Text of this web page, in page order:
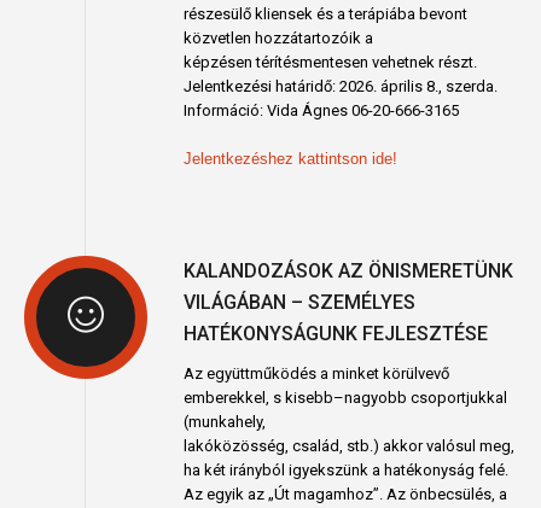
részesülő kliensek és a terápiába bevont
közvetlen hozzátartozóik a
képzésen térítésmentesen vehetnek részt.
Jelentkezési határidő: 2026. április 8., szerda.
Információ: Vida Ágnes 06-20-666-3165
Jelentkezéshez kattintson ide!
KALANDOZÁSOK AZ ÖNISMERETÜNK
VILÁGÁBAN – SZEMÉLYES
HATÉKONYSÁGUNK FEJLESZTÉSE
Az együttműködés a minket körülvevő
emberekkel, s kisebb–nagyobb csoportjukkal
(munkahely,
lakóközösség, család, stb.) akkor valósul meg,
ha két irányból igyekszünk a hatékonyság felé.
Az egyik az „Út magamhoz”. Az önbecsülés, a